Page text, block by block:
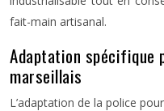
fait-main artisanal.
Adaptation spécifique
marseillais
L’adaptation de la police